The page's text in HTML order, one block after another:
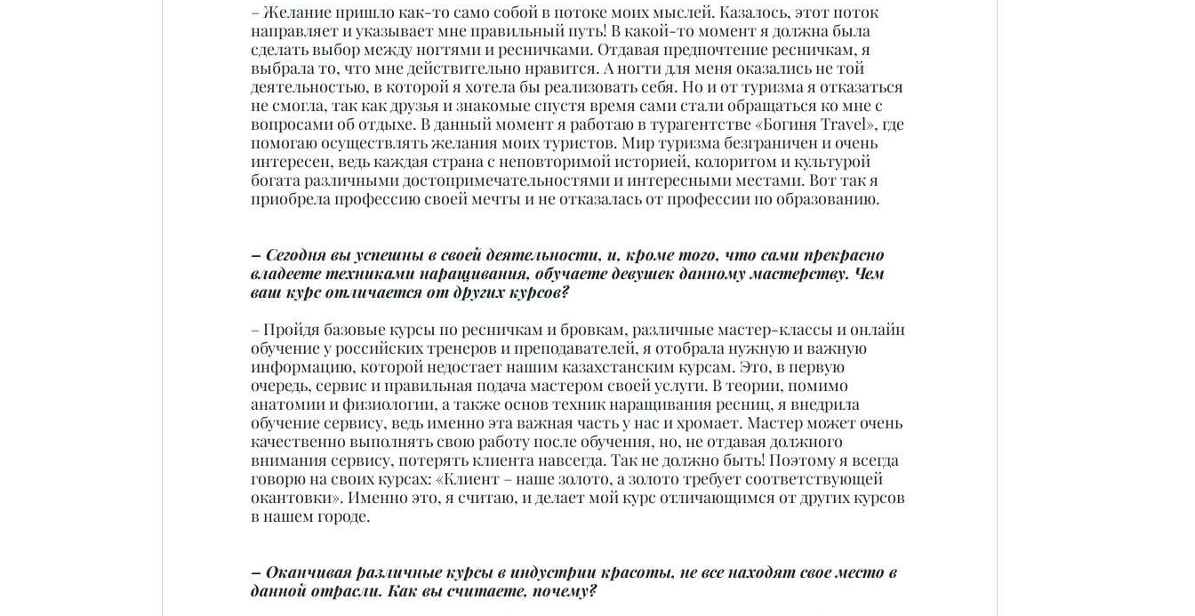
– Желание пришло как-то само собой в потоке моих мыслей. Казалось, этот поток
направляет и указывает мне правильный путь! В какой-то момент я должна была
сделать выбор между ногтями и ресничками. Отдавая предпочтение ресничкам, я
выбрала то, что мне действительно нравится. А ногти для меня оказались не той
деятельностью, в которой я хотела бы реализовать себя. Но и от туризма я отказаться
не смогла, так как друзья и знакомые спустя время сами стали обращаться ко мне с
вопросами об отдыхе. В данный момент я работаю в турагентстве «Богиня Travel», где
помогаю осуществлять желания моих туристов. Мир туризма безграничен и очень
интересен, ведь каждая страна с неповторимой историей, колоритом и культурой
богата различными достопримечательностями и интересными местами. Вот так я
приобрела профессию своей мечты и не отказалась от профессии по образованию.
– Сегодня вы успешны в своей деятельности, и, кроме того, что сами прекрасно
владеете техниками наращивания, обучаете девушек данному мастерству. Чем
ваш курс отличается от других курсов?
– Пройдя базовые курсы по ресничкам и бровкам, различные мастер-классы и онлайн
обучение у российских тренеров и преподавателей, я отобрала нужную и важную
информацию, которой недостает нашим казахстанским курсам. Это, в первую
очередь, сервис и правильная подача мастером своей услуги. В теории, помимо
анатомии и физиологии, а также основ техник наращивания ресниц, я внедрила
обучение сервису, ведь именно эта важная часть у нас и хромает. Мастер может очень
качественно выполнять свою работу после обучения, но, не отдавая должного
внимания сервису, потерять клиента навсегда. Так не должно быть! Поэтому я всегда
говорю на своих курсах: «Клиент – наше золото, а золото требует соответствующей
окантовки». Именно это, я считаю, и делает мой курс отличающимся от других курсов
в нашем городе.
– Оканчивая различные курсы в индустрии красоты, не все находят свое место в
данной отрасли. Как вы считаете, почему?